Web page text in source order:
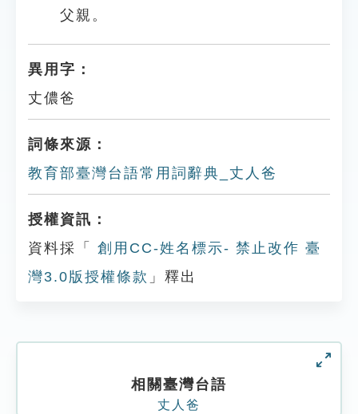
父親。
異用字：
丈儂爸
詞條來源：
教育部臺灣台語常用詞辭典_丈人爸
授權資訊：
資料採「
創用CC-姓名標示- 禁止改作 臺
灣3.0版授權條款 」釋出
相關臺灣台語
丈人爸